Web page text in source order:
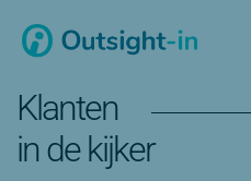
Klanten
in de kijker